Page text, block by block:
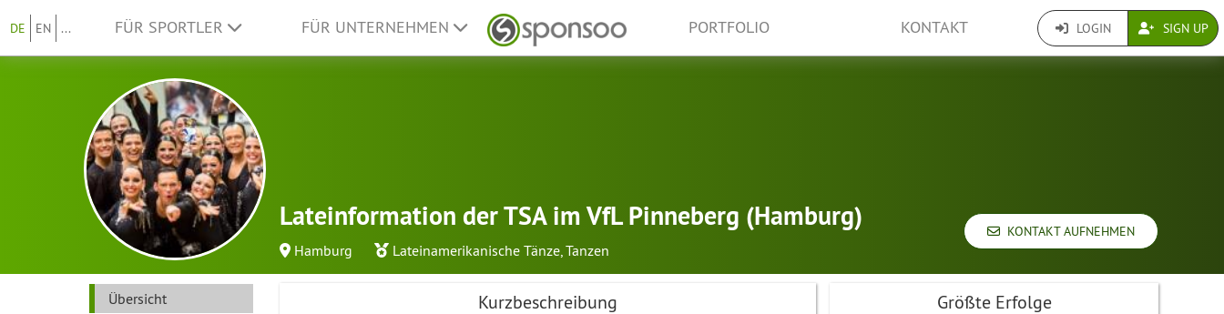
DE EN ... FÜR SPORTLER FÜR UNTERNEHMEN PORTFOLIO KONTAKT LOGIN SIGN UP
Lateinformation der TSA im VfL Pinneberg (Hamburg)
Hamburg Lateinamerikanische Tänze,Tanzen
KONTAKT AUFNEHMEN
Übersicht
Kurzbeschreibung Größte Erfolge